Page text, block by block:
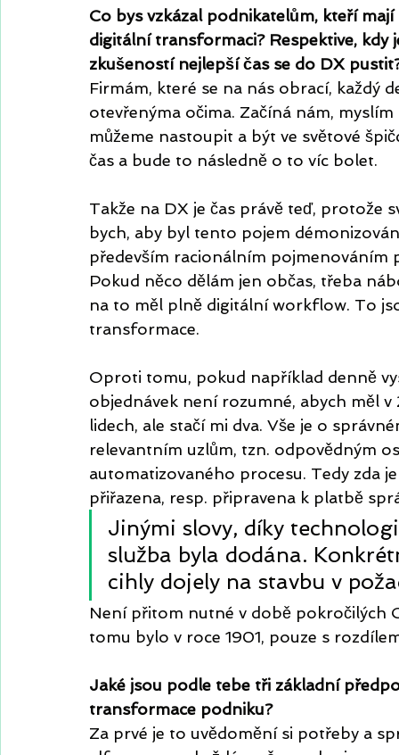
Co bys vzkázal podnikatelům, kteří
digitální transformaci? Respektive,
zkušeností nejlepší čas se do DX
Firmám, které se na nás obrací, každý
otevřenýma očima. Začíná nám,
můžeme nastoupit a být ve světové
čas a bude to následně o to víc bolet.
Takže na DX je čas právě teď, protože
bych, aby byl tento pojem
především racionálním pojmenováním
Pokud něco dělám jen občas, třeba
na to měl plně digitální workflow. To
transformace.
Oproti tomu, pokud například denně
objednávek není rozumné, abych měl
lidech, ale stačí mi dva. Vše je o
relevantním uzlům, tzn. odpovědným
automatizovaného procesu. Tedy zda
přiřazena, resp. připravena k platbě
Jinými slovy, díky
služba byla dodána.
cihly dojely na stavbu v
Není přitom nutné v době pokročilých
tomu bylo v roce 1901, pouze s
Jaké jsou podle tebe tři základní
transformace podniku?
Za prvé je to uvědomění si potřeby a